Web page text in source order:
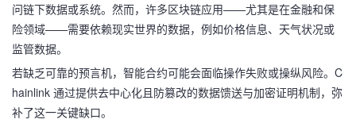
问链下数据或系统。然而，许多区块链应用——尤其是在金融和保
险领域——需要依赖现实世界的数据，例如价格信息、天气状况或
监管数据。
若缺乏可靠的预言机，智能合约可能会面临操作失败或操纵风险。C
hainlink 通过提供去中心化且防篡改的数据馈送与加密证明机制，弥
补了这一关键缺口。